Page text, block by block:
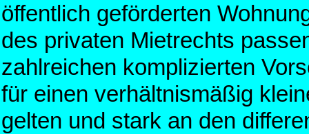
öffentlich geförderten
des privaten Mietrechts
zahlreichen komplizierten
für einen verhältnismäßig
gelten und stark an den